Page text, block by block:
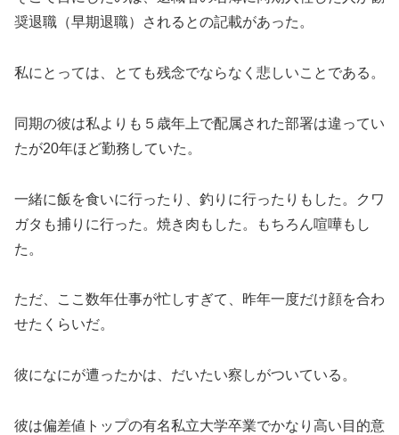
奨退職（早期退職）されるとの記載があった。
私にとっては、とても残念でならなく悲しいことである。
同期の彼は私よりも５歳年上で配属された部署は違ってい
たが20年ほど勤務していた。
一緒に飯を食いに行ったり、釣りに行ったりもした。クワ
ガタも捕りに行った。焼き肉もした。もちろん喧嘩もし
た。
ただ、ここ数年仕事が忙しすぎて、昨年一度だけ顔を合わ
せたくらいだ。
彼になにが遭ったかは、だいたい察しがついている。
彼は偏差値トップの有名私立大学卒業でかなり高い目的意